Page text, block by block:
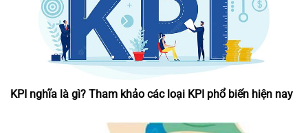
KPI nghĩa là gì? Tham khảo các loại KPI phổ biến hiện nay